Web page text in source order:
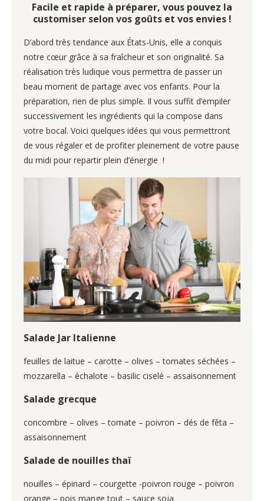
Facile et rapide à préparer, vous pouvez la
customiser selon vos goûts et vos envies !
D’abord très tendance aux États-Unis, elle a conquis
notre cœur grâce à sa fraîcheur et son originalité. Sa
réalisation très ludique vous permettra de passer un
beau moment de partage avec vos enfants. Pour la
préparation, rien de plus simple. Il vous suffit d’empiler
successivement les ingrédients qui la compose dans
votre bocal. Voici quelques idées qui vous permettront
de vous régaler et de profiter pleinement de votre pause
du midi pour repartir plein d’énergie !
Salade Jar Italienne
feuilles de laitue – carotte – olives – tomates séchées –
mozzarella – échalote – basilic ciselé – assaisonnement
Salade grecque
concombre – olives – tomate – poivron – dés de fêta –
assaisonnement
Salade de nouilles thaï
nouilles – épinard – courgette -poivron rouge – poivron
orange – pois mange tout – sauce soja